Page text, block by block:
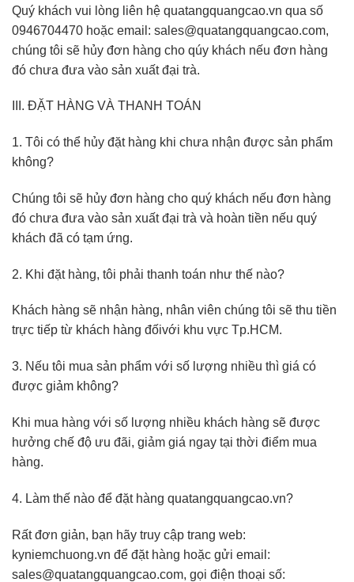
Quý khách vui lòng liên hệ quatangquangcao.vn qua số
0946704470 hoặc email: sales@quatangquangcao.com,
chúng tôi sẽ hủy đơn hàng cho qúy khách nếu đơn hàng
đó chưa đưa vào sản xuất đại trà.
III. ĐẶT HÀNG VÀ THANH TOÁN
1. Tôi có thể hủy đặt hàng khi chưa nhận được sản phẩm
không?
Chúng tôi sẽ hủy đơn hàng cho quý khách nếu đơn hàng
đó chưa đưa vào sản xuất đại trà và hoàn tiền nếu quý
khách đã có tạm ứng.
2. Khi đặt hàng, tôi phải thanh toán như thế nào?
Khách hàng sẽ nhận hàng, nhân viên chúng tôi sẽ thu tiền
trực tiếp từ khách hàng đốivới khu vực Tp.HCM.
3. Nếu tôi mua sản phẩm với số lượng nhiều thì giá có
được giảm không?
Khi mua hàng với số lượng nhiều khách hàng sẽ được
hưởng chế độ ưu đãi, giảm giá ngay tại thời điểm mua
hàng.
4. Làm thế nào để đặt hàng quatangquangcao.vn?
Rất đơn giản, bạn hãy truy cập trang web:
kyniemchuong.vn để đặt hàng hoặc gửi email:
sales@quatangquangcao.com, gọi điện thoại số: